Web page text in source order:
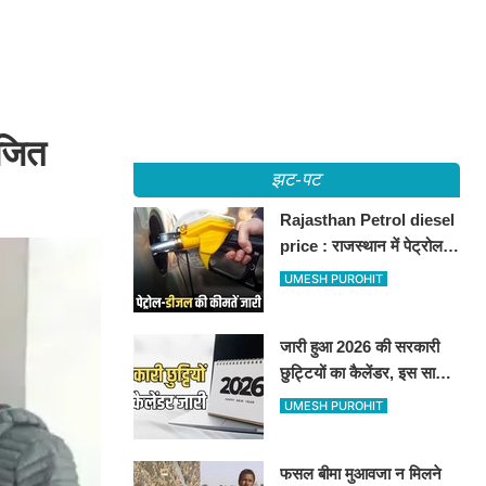
झट-पट
Rajasthan Petrol diesel
price : राजस्थान में पेट्रोल-
डीजल की कीमतें जारी, जानिए
UMESH PUROHIT
जारी हुआ 2026 की सरकारी
छुट्टियों का कैलेंडर, इस साल
कई बार मिलेगा लगातार
UMESH PUROHIT
फसल बीमा मुआवजा न मिलने